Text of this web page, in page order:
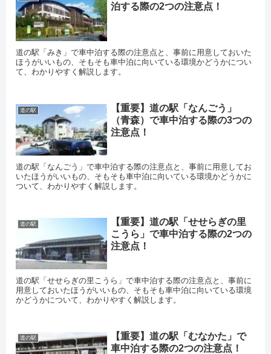
泊する際の2つの注意点！
道の駅「みき」で車中泊する際の注意点と、事前に用意しておいた
ほうがいいもの、そもそも車中泊に向いている環境かどうかについ
て、わかりやすく解説します。
道の駅
【重要】道の駅「なんごう」
（青森）で車中泊する際の3つの
注意点！
道の駅「なんごう」で車中泊する際の注意点と、事前に用意してお
いたほうがいいもの、そもそも車中泊に向いている環境かどうかに
ついて、わかりやすく解説します。
道の駅
【重要】道の駅「せせらぎの里
こうら」で車中泊する際の2つの
注意点！
道の駅「せせらぎの里こうら」で車中泊する際の注意点と、事前に
用意しておいたほうがいいもの、そもそも車中泊に向いている環境
かどうかについて、わかりやすく解説します。
道の駅
【重要】道の駅「むなかた」で
車中泊する際の2つの注意点！